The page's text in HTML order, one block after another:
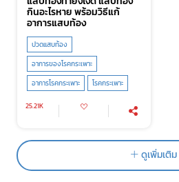
กินอะไรหาย พร้อมวิธีแก้
อาการแสบท้อง
ปวดแสบท้อง
อาการของโรคกระเพาะ
อาการโรคกระเพาะ
โรคกระเพาะ
25.21K
ดูเพิ่มเติม